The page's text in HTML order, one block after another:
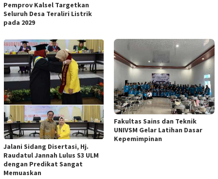
Pemprov Kalsel Targetkan
Seluruh Desa Teraliri Listrik
pada 2029
Jalani Sidang Disertasi, Hj.
Raudatul Jannah Lulus S3 ULM
dengan Predikat Sangat
Memuaskan
Fakultas Sains dan Teknik
UNIVSM Gelar Latihan Dasar
Kepemimpinan